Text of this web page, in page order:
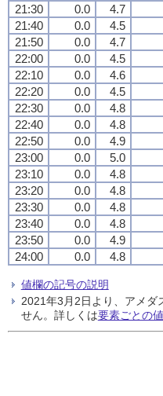
21:30
0.0 4.7
21:40
0.0 4.5
21:50
0.0 4.7
22:00
0.0 4.5
22:10
0.0 4.6
22:20
0.0 4.5
22:30
0.0 4.8
22:40
0.0 4.8
22:50
0.0 4.9
23:00
0.0 5.0
23:10
0.0 4.8
23:20
0.0 4.8
23:30
0.0 4.8
23:40
0.0 4.8
23:50
0.0 4.9
24:00
0.0 4.8
値欄の記号の説明
2021年3月2日より、アメダ
せん。詳しくは要素ごとの